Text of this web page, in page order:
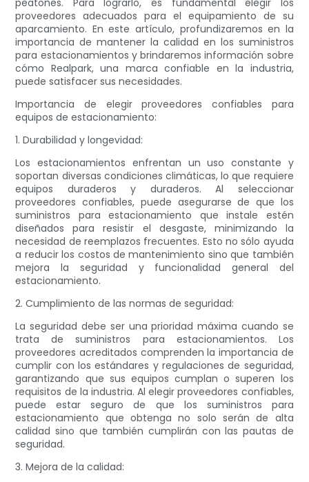
peatones. Para lograrlo, es fundamental elegir los
proveedores adecuados para el equipamiento de su
aparcamiento. En este artículo, profundizaremos en la
importancia de mantener la calidad en los suministros
para estacionamientos y brindaremos información sobre
cómo Realpark, una marca confiable en la industria,
puede satisfacer sus necesidades.
Importancia de elegir proveedores confiables para
equipos de estacionamiento:
1. Durabilidad y longevidad:
Los estacionamientos enfrentan un uso constante y
soportan diversas condiciones climáticas, lo que requiere
equipos duraderos y duraderos. Al seleccionar
proveedores confiables, puede asegurarse de que los
suministros para estacionamiento que instale estén
diseñados para resistir el desgaste, minimizando la
necesidad de reemplazos frecuentes. Esto no sólo ayuda
a reducir los costos de mantenimiento sino que también
mejora la seguridad y funcionalidad general del
estacionamiento.
2. Cumplimiento de las normas de seguridad:
La seguridad debe ser una prioridad máxima cuando se
trata de suministros para estacionamientos. Los
proveedores acreditados comprenden la importancia de
cumplir con los estándares y regulaciones de seguridad,
garantizando que sus equipos cumplan o superen los
requisitos de la industria. Al elegir proveedores confiables,
puede estar seguro de que los suministros para
estacionamiento que obtenga no solo serán de alta
calidad sino que también cumplirán con las pautas de
seguridad.
3. Mejora de la calidad: